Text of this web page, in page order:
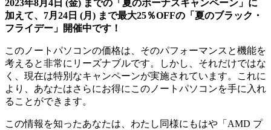
2023年8月4日 (金) までの「夏のボーナスキャンペーン」に
加えて、7月24日 (月) まで最大25％OFFの「夏のブラック・
フライデー」開催中です！
このノートパソコンの価格は、そのパフォーマンスと機能を
考えると非常にリーズナブルです。しかし、それだけではな
く、現在は特別なキャンペーンが実施されています。これに
より、あなたはさらにお得にこのノートパソコンを手に入れ
ることができます。
この情報を知ったあなたは、わたし同様にもはや「AMD プ